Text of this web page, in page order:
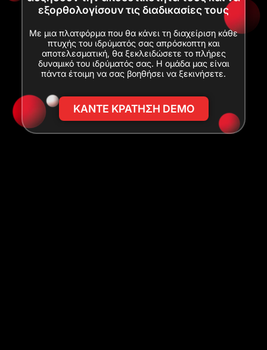
εξορθολογίσουν τις διαδικασίες τους
Με μια πλατφόρμα που θα κάνει τη διαχείριση κάθε
πτυχής του ιδρύματός σας απρόσκοπτη και
αποτελεσματική, θα ξεκλειδώσετε το πλήρες
δυναμικό του ιδρύματός σας. Η ομάδα μας είναι
πάντα έτοιμη να σας βοηθήσει να ξεκινήσετε.
ΚΑΝΤΕ ΚΡΑΤΗΣΗ DEMO